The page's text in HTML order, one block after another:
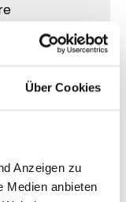
Über Cookies
Anzeigen zu
Medien anbieten
Unterschied